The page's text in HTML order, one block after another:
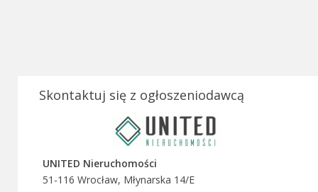
Skontaktuj się z ogłoszeniodawcą
UNITED Nieruchomości
51-116 Wrocław, Młynarska 14/E